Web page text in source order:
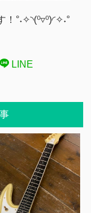
°˖✧◝(⁰▿⁰)◜✧˖°
LINE